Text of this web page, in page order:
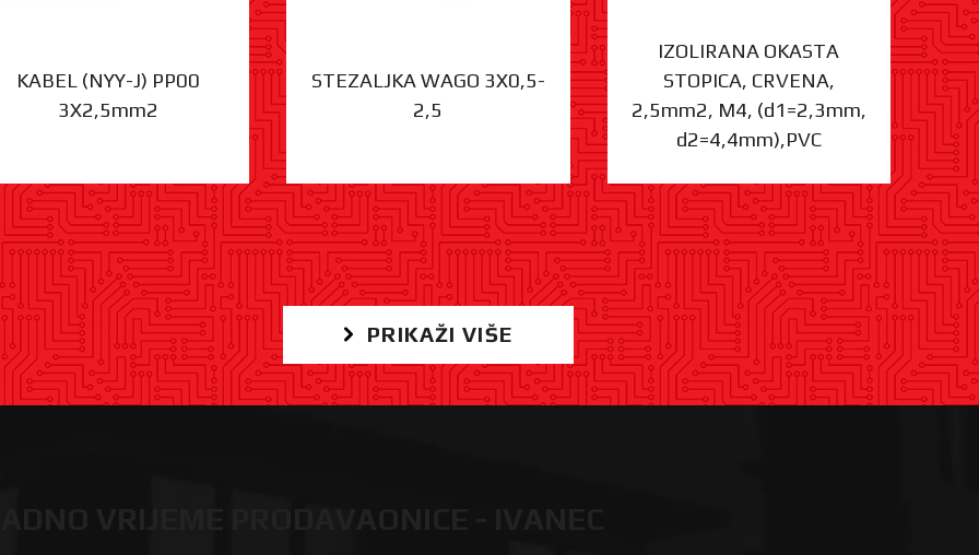
KABEL (NYY-J) PP00
3X2,5mm2
STEZALJKA WAGO 3X0,5-
2,5
IZOLIRANA OKASTA
STOPICA, CRVENA,
2,5mm2, M4, (d1=2,3mm,
d2=4,4mm),PVC
PRIKAŽI VIŠE